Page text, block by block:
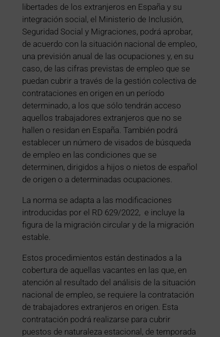
libertades de los extranjeros en España y su
integración social, el Ministerio de Inclusión,
Seguridad Social y Migraciones, podrá aprobar,
de acuerdo con la situación nacional de empleo,
una previsión anual de las ocupaciones y, en su
caso, de las cifras previstas de empleo que se
puedan cubrir a través de la gestión colectiva de
contrataciones en origen en un período
determinado, a los que sólo tendrán acceso
aquellos trabajadores extranjeros que no se
hallen o residan en España. También podrá
establecer un número de visados de búsqueda
de empleo en las condiciones que se
determinen, dirigidos a hijos o nietos de español
de origen o a determinadas ocupaciones.
La norma se adapta a las modificaciones
introducidas por el RD 629/2022, e incluye la
figura de la migración circular y de la migración
estable.
Estos procedimientos están destinados a la
cobertura de aquellas vacantes en las que, en
atención al resultado del análisis de la situación
nacional de empleo, se requiere la contratación
de trabajadores extranjeros en origen. Esta
contratación podrá realizarse para cubrir
puestos de naturaleza estacional, de temporada